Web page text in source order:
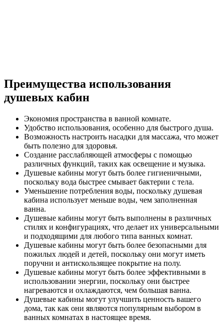
Преимущества использования
душевых кабин
Экономия пространства в ванной комнате.
Удобство использования, особенно для быстрого душа.
Возможность настроить насадки для массажа, что может
быть полезно для здоровья.
Создание расслабляющей атмосферы с помощью
различных функций, таких как освещение и музыка.
Душевые кабины могут быть более гигиеничными,
поскольку вода быстрее смывает бактерии с тела.
Уменьшение потребления воды, поскольку душевая
кабина использует меньше воды, чем заполненная
ванна.
Душевые кабины могут быть выполнены в различных
стилях и конфигурациях, что делает их универсальными
и подходящими для любого типа ванных комнат.
Душевые кабины могут быть более безопасными для
пожилых людей и детей, поскольку они могут иметь
поручни и антискользящее покрытие на полу.
Душевые кабины могут быть более эффективными в
использовании энергии, поскольку они быстрее
нагреваются и охлаждаются, чем большая ванна.
Душевые кабины могут улучшить ценность вашего
дома, так как они являются популярным выбором в
ванных комнатах в настоящее время.